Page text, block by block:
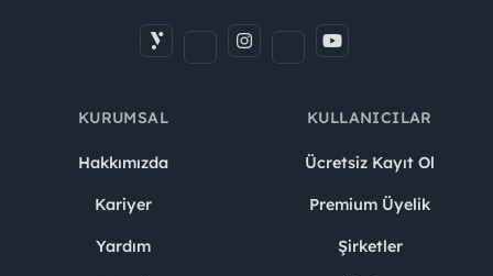
KURUMSAL
Hakkımızda
Kariyer
Yardım
KULLANICILAR
Ücretsiz Kayıt Ol
Premium Üyelik
Şirketler